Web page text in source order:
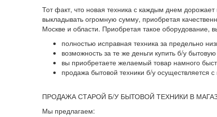
Тот факт, что новая техника с каждым днем
выкладывать огромную сумму, приобретая
Москве и области. Приобретая такое оборудование,
полностью исправная техника за предельно
возможность за те же деньги купить б/у
вы приобретаете желаемый товар намного
продажа бытовой техники б/у осуществляется
ПРОДАЖА СТАРОЙ Б/У БЫТОВОЙ ТЕХНИКИ В
Мы предлагаем: